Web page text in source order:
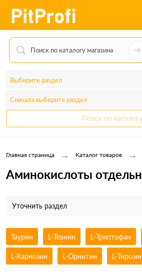
Выберите раздел
Сначала выберите раздел
Поиск по каталогу
Главная страница → Каталог товаров →
Аминокислоты
Уточнить раздел
Таурин L-Теанин L-Триптофан
L-Карнозин L-Орнитин L-